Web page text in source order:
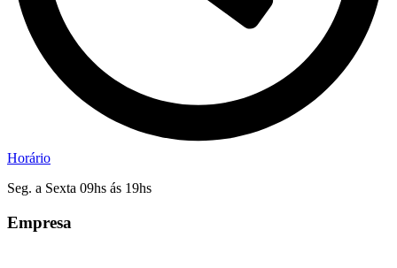
Horário
Seg. a Sexta 09hs ás 19hs
Empresa